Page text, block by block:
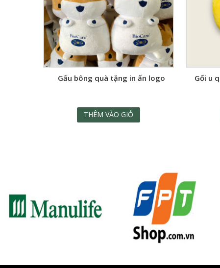
Gấu bông quà tặng in ấn logo
THÊM VÀO GIỎ
Gối u